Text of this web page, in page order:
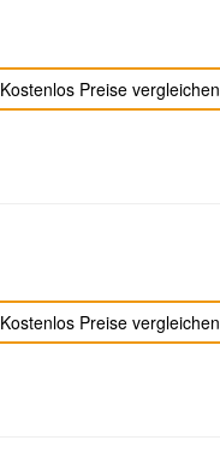
Kostenlos Preise vergleichen
Kostenlos Preise vergleichen